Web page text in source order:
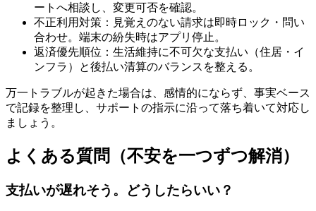
ートへ相談し、変更可否を確認。
不正利用対策：見覚えのない請求は即時ロック・問い
合わせ。端末の紛失時はアプリ停止。
返済優先順位：生活維持に不可欠な支払い（住居・イ
ンフラ）と後払い清算のバランスを整える。
万一トラブルが起きた場合は、感情的にならず、事実ベース
で記録を整理し、サポートの指示に沿って落ち着いて対応し
ましょう。
よくある質問（不安を一つずつ解消）
支払いが遅れそう。どうしたらいい？